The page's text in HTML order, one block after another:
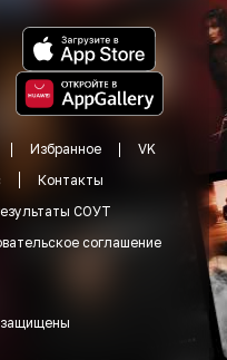
Избранное
VK
Контакты
СОУТ
соглашение
защищены